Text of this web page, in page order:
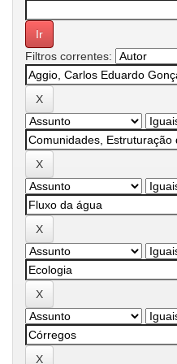
Filtros correntes: